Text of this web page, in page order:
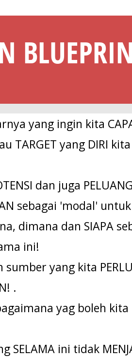
yang ingin kita
TARGET yang DIRI
dan juga
sebagai 'modal' untuk
dimana dan SIAPA
ini!
sumber yang kita
.
yag boleh kita
SELAMA ini tidak